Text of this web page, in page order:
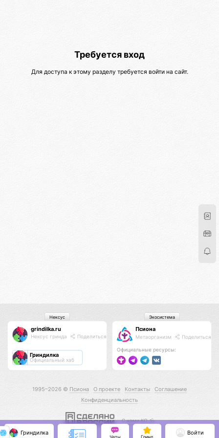
Требуется вход
Для доступа к этому разделу требуется войти на сайт.
grindilka.ru
Нексус гринда Поделиться
Гриндилка
Официальный хаб
Нексус
Псиона
Метаорганизм Поделиться
Официальные ресурсы:
Экосистема
1995–2026 © Псиона О проекте Контакты
Соглашение
Конфиденциальность
С нами КО 🕉️
Гриндилка
Чаты Гринд
Войти